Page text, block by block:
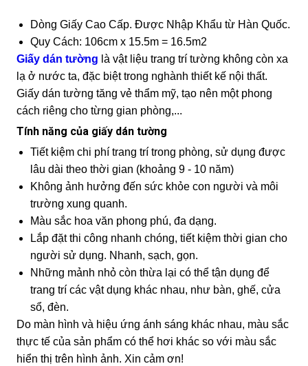
Dòng Giấy Cao Cấp. Được Nhập Khẩu từ Hàn Quốc.
Quy Cách: 106cm x 15.5m = 16.5m2
Giấy dán tường là vật liệu trang trí tường không còn xa
lạ ở nước ta, đặc biệt trong nghành thiết kế nội thất.
Giấy dán tường tăng vẻ thẩm mỹ, tạo nên một phong
cách riêng cho từng gian phòng,...
Tính năng của giấy dán tường
Tiết kiệm chi phí trang trí trong phòng, sử dụng được
lâu dài theo thời gian (khoảng 9 - 10 năm)
Không ảnh hưởng đến sức khỏe con người và môi
trường xung quanh.
Màu sắc hoa văn phong phú, đa dạng.
Lắp đặt thi công nhanh chóng, tiết kiệm thời gian cho
người sử dụng. Nhanh, sạch, gọn.
Những mảnh nhỏ còn thừa lại có thể tận dụng để
trang trí các vật dụng khác nhau, như bàn, ghế, cửa
sổ, đèn.
Do màn hình và hiệu ứng ánh sáng khác nhau, màu sắc
thực tế của sản phẩm có thể hơi khác so với màu sắc
hiển thị trên hình ảnh. Xin cảm ơn!